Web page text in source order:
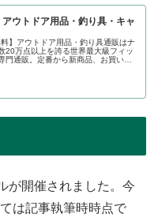
ウトドア用品・釣り具・キャ
】アウトドア用品・釣り具通販はナ
20万点以上を誇る世界最大級フィッ
門通販。定番から新商品、お買い得
が開催されました。今
は記事執筆時時点で